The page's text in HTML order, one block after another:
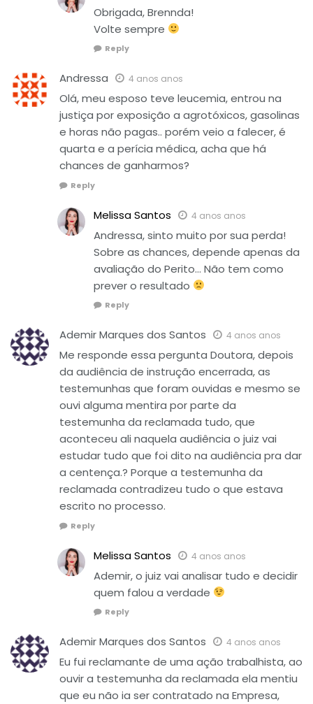
Obrigada, Brennda!
Volte sempre
Reply
Andressa 4 anos anos
Olá, meu esposo teve leucemia, entrou na
justiça por exposição a agrotóxicos, gasolinas
e horas não pagas.. porém veio a falecer, é
quarta e a perícia médica, acha que há
chances de ganharmos?
Reply
Melissa Santos 4 anos anos
Andressa, sinto muito por sua perda!
Sobre as chances, depende apenas da
avaliação do Perito… Não tem como
prever o resultado
Reply
Ademir Marques dos Santos 4 anos anos
Me responde essa pergunta Doutora, depois
da audiência de instrução encerrada, as
testemunhas que foram ouvidas e mesmo se
ouvi alguma mentira por parte da
testemunha da reclamada tudo, que
aconteceu ali naquela audiência o juiz vai
estudar tudo que foi dito na audiência pra dar
a centença.? Porque a testemunha da
reclamada contradizeu tudo o que estava
escrito no processo.
Reply
Melissa Santos 4 anos anos
Ademir, o juiz vai analisar tudo e decidir
quem falou a verdade
Reply
Ademir Marques dos Santos 4 anos anos
Eu fui reclamante de uma ação trabalhista, ao
ouvir a testemunha da reclamada ela mentiu
que eu não ia ser contratado na Empresa,